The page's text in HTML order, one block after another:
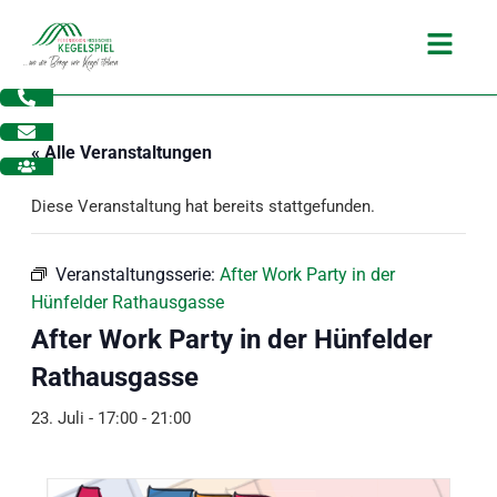
Inhalt
springen
Main
« Alle Veranstaltungen
Diese Veranstaltung hat bereits stattgefunden.
Veranstaltungsserie: After Work Party in der
Hünfelder Rathausgasse
After Work Party in der Hünfelder
Rathausgasse
23. Juli - 17:00- 21:00